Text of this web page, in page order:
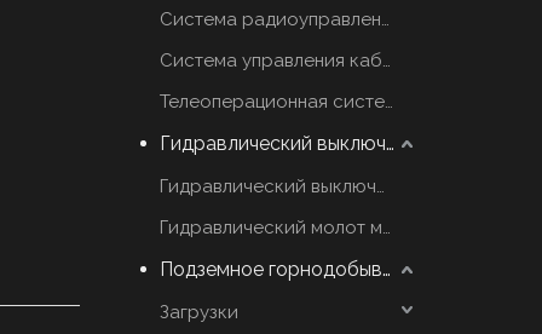
Система радиоуправления
Система управления кабиной
Телеоперационная система
Гидравлический выключатель молот
Гидравлический выключатель марки YZH
Гидравлический молот марки Rammer
Подземное горнодобывающее оборудование
Загрузки